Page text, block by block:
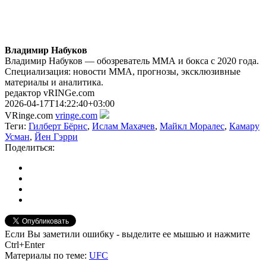
Владимир Набуков
Владимир Набуков — обозреватель ММА и бокса с 2020 года.
Специализация: новости ММА, прогнозы, эксклюзивные
материалы и аналитика.
редактор vRINGe.com
2026-04-17T14:22:40+03:00
VRinge.com vringe.com
Теги: Гилберт Бёрнс, Ислам Махачев, Майкл Моралес, Камару
Усман, Йен Гэрри
Поделиться:
Если Вы заметили ошибку - выделите ее мышью и нажмите
Ctrl+Enter
Материалы по теме: UFC